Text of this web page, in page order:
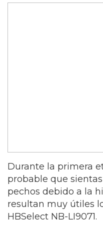
Durante la primera
probable que
pechos debido a la
resultan muy útiles
HBSelect NB-LI9071.